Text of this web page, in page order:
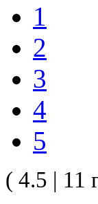
1
2
3
4
5
( 4.5 | 11